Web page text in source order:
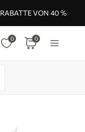
RABATTE VON 40 %
0 0